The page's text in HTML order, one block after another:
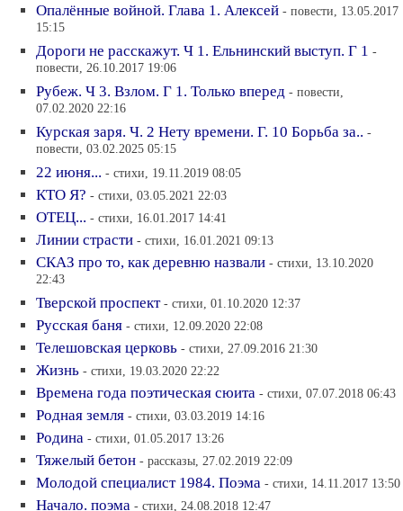
Опалённые войной. Глава 1. Алексей - повести, 13.05.2017
15:15
Дороги не расскажут. Ч 1. Ельнинский выступ. Г 1 -
повести, 26.10.2017 19:06
Рубеж. Ч 3. Взлом. Г 1. Только вперед - повести,
07.02.2020 22:16
Курская заря. Ч. 2 Нету времени. Г. 10 Борьба за.. -
повести, 03.02.2025 05:15
22 июня... - стихи, 19.11.2019 08:05
КТО Я? - стихи, 03.05.2021 22:03
ОТЕЦ... - стихи, 16.01.2017 14:41
Линии страсти - стихи, 16.01.2021 09:13
СКАЗ про то, как деревню назвали - стихи, 13.10.2020
22:43
Тверской проспект - стихи, 01.10.2020 12:37
Русская баня - стихи, 12.09.2020 22:08
Телешовская церковь - стихи, 27.09.2016 21:30
Жизнь - стихи, 19.03.2020 22:22
Времена года поэтическая сюита - стихи, 07.07.2018 06:43
Родная земля - стихи, 03.03.2019 14:16
Родина - стихи, 01.05.2017 13:26
Тяжелый бетон - рассказы, 27.02.2019 22:09
Молодой специалист 1984. Поэма - стихи, 14.11.2017 13:50
Начало. поэма - стихи, 24.08.2018 12:47